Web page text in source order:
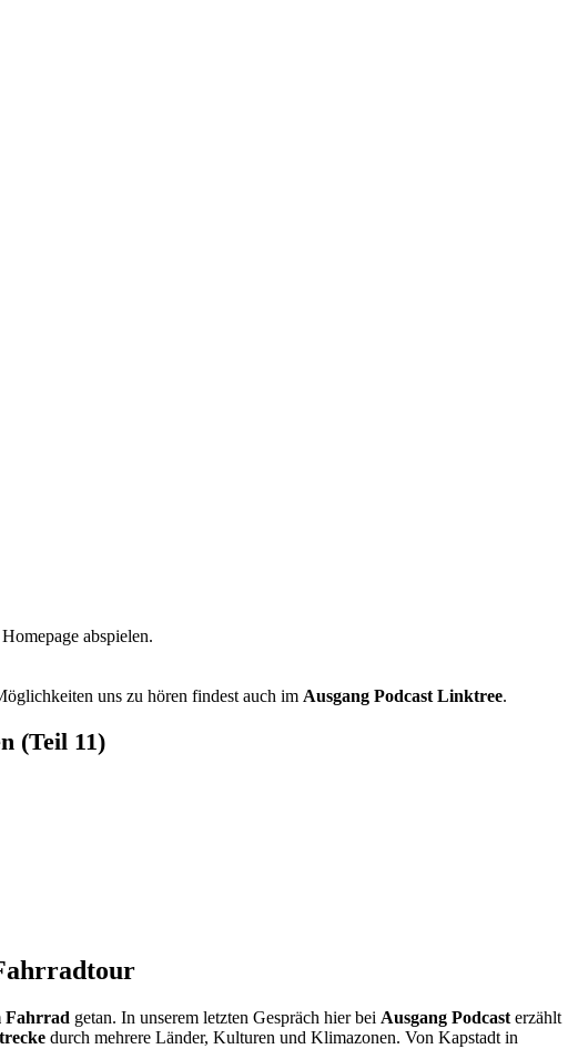
abspielen.
uns zu hören findest auch im Ausgang Podcast Linktree.
(Teil 11)
Fahrrad getan. In unserem letzten Gespräch hier bei Ausgang Podcast erzählt
durch mehrere Länder, Kulturen und Klimazonen. Von Kapstadt in